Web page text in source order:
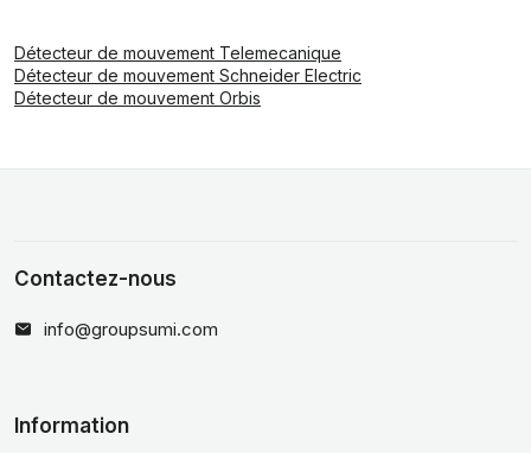
Détecteur de mouvement Telemecanique
Détecteur de mouvement Schneider Electric
Détecteur de mouvement Orbis
Contactez-nous
info@groupsumi.com
Information